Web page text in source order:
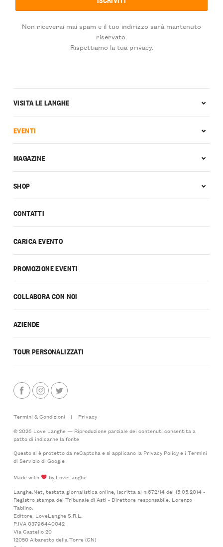
Non riceverai mai spam e il tuo indirizzo sarà mantenuto
riservato.
Rispettiamo la tua privacy.
CONTATTI
CARICA EVENTO
PROMOZIONE EVENTI
COLLABORA CON NOI
AZIENDE
TOUR PERSONALIZZATI
VISITA LE LANGHE
EVENTI
MAGAZINE
SHOP
Termini & Condizioni |
Privacy
© 2026 Love Langhe — Riproduzione parziale dei contenuti consentita a
patto di indicarne la fonte
Questo si è protetto da reCaptcha e si applicano la Privacy Policye i Termini
di Serviziodi Google
Made with
by LoveLanghe
Langhe.Net, testata giornalistica online, iscritta al n.672/14 del 15.05.2014 -
Registro stampa del Tribunale di Asti - Direttore responsabile: Lorenzo
Tablino.
Editore: LoveLanghe S.R.L.
P.IVA 03796440042
Via Castello 20
12050 Albaretto della Torre (CN)